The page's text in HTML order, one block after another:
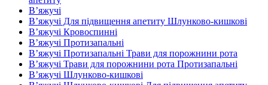
В’яжучі
В’яжучі Для підвищення апетиту Шлунково-кишкові
В’яжучі Кровоспинні
В’яжучі Протизапальні
В’яжучі Протизапальні Трави для порожнини рота
В’яжучі Трави для порожнини рота Протизапальні
В’яжучі Шлунково-кишкові